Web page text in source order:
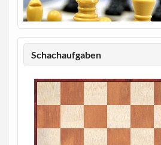
Schachaufgaben